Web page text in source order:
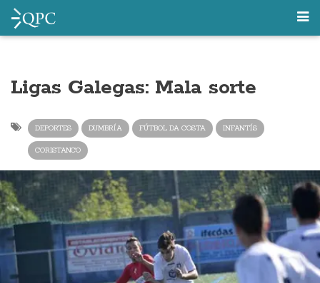
Ligas Galegas: Mala sorte
DEPORTES DUMBRÍA FÚTBOL DA COSTA INFANTÍS
CORISTANCO